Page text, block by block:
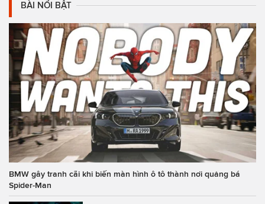
BÀI NỔI BẬT
BMW gây tranh cãi khi biến màn hình ô tô thành nơi quảng bá
Spider-Man